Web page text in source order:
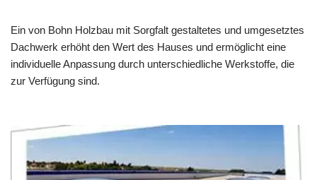
Ein von Bohn Holzbau mit Sorgfalt gestaltetes und umgesetztes
Dachwerk erhöht den Wert des Hauses und ermöglicht eine
individuelle Anpassung durch unterschiedliche Werkstoffe, die
zur Verfügung sind.